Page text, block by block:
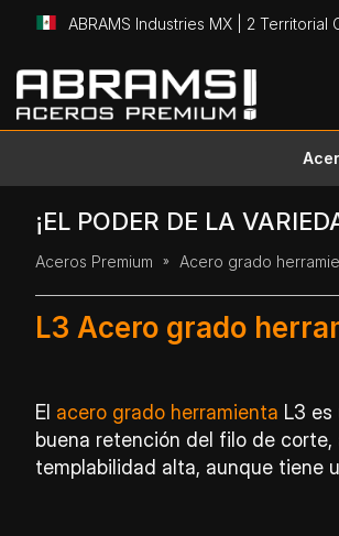
ABRAMS Industries MX | 2
Ir
al
contenido
¡EL PODER DE LA
Aceros Premium Acero grado
L3 Acero grado
El acero grado herramienta L3
buena retención del filo de
templabilidad alta, aunque tiene